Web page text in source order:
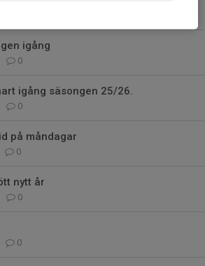
igång
0
igång säsongen 25/26.
0
på måndagar
0
nytt år
0
0